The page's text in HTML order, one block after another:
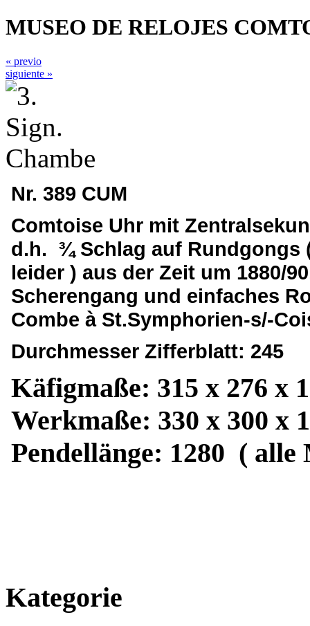
MUSEO DE RELOJES
« previo
siguiente »
Nr. 389 CUM
Comtoise Uhr mit
d.h. ¾ Schlag auf Rundgongs
leider ) aus der Zeit um 1880/
Scherengang und einfaches
Combe à St.Symphorien-s/-
Durchmesser Zifferblatt: 245
Käfigmaße: 315 x 276 x
Werkmaße: 330 x 300 x
Pendellänge: 1280 ( alle
Kategorie